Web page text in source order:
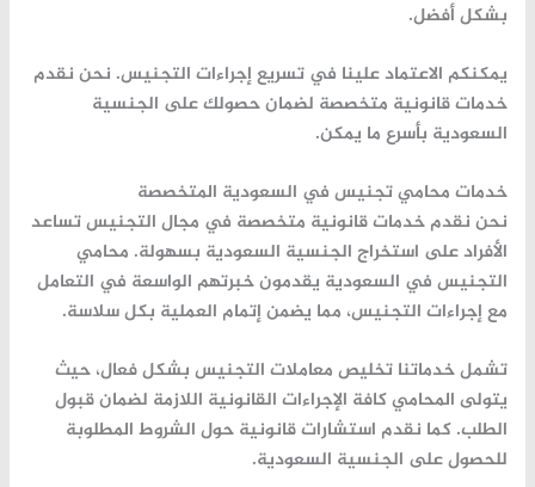
بشكل أفضل.
يمكنكم الاعتماد علينا في تسريع إجراءات التجنيس. نحن نقدم
خدمات قانونية متخصصة لضمان حصولك على الجنسية
السعودية بأسرع ما يمكن.
خدمات محامي تجنيس في السعودية المتخصصة
نحن نقدم خدمات قانونية متخصصة في مجال التجنيس تساعد
الأفراد على استخراج الجنسية السعودية بسهولة. محامي
التجنيس في السعودية يقدمون خبرتهم الواسعة في التعامل
مع إجراءات التجنيس، مما يضمن إتمام العملية بكل سلاسة.
تشمل خدماتناتخليص معاملات التجنيس بشكل فعال، حيث
يتولى المحامي كافة الإجراءات القانونية اللازمة لضمان قبول
الطلب. كما نقدم استشارات قانونية حول الشروط المطلوبة
للحصول على الجنسية السعودية.